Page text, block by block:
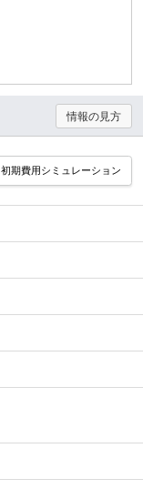
情報の見方
初期費用シミュレーション